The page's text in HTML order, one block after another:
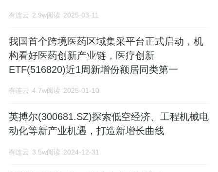
硕士及海外归国人士200多人。公司拥有试
心、营销中心等专业团队支持公司的快速
发展。试剂研发及生产中心拥有9条试剂生
产线，2019年坪山基地二期投产后试剂年
产逐步提升至400万盒的产能；仪器研发及
制造中心拥有年产2500台全自动化学发光
分析仪和1500台全自动生化分析仪的产
有连云 2.9w阅读 2025-03-11
我国首个跨境医药区域集采平台正式启动，机
构看好医药创新产业链，医疗创新
ETF(516820)近1周新增份额居同类第一
有连云 4.7w阅读 2025-01-10
英搏尔(300681.SZ)探索低空经济、工程机械电
动化等新产业机遇，打造新增长曲线
有连云 3.5w阅读 2024-12-31